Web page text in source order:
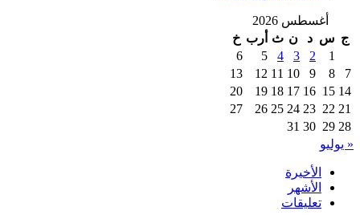
أغسطس 2026
ج س د ن ث أرب خ
1
2
3
4
5
6
7
8
9
10
11
12
13
14
15
16
17
18
19
20
21
22
23
24
25
26
27
28
29
30
31
« يوليو
الأخيرة
الأشهر
تعليقات